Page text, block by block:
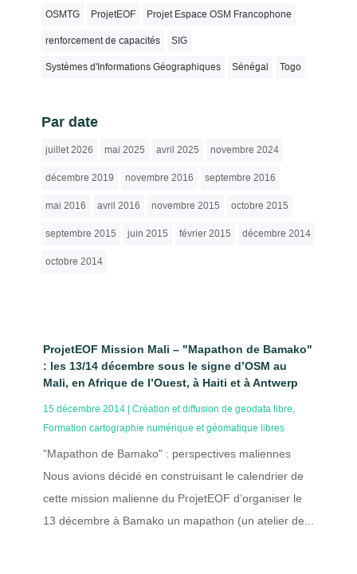
OSMTG ProjetEOF Projet Espace OSM Francophone
renforcement de capacités SIG
Systèmes d'Informations Géographiques Sénégal Togo
Par date
juillet 2026 mai 2025 avril 2025 novembre 2024
décembre 2019 novembre 2016 septembre 2016
mai 2016 avril 2016 novembre 2015 octobre 2015
septembre 2015 juin 2015 février 2015 décembre 2014
octobre 2014
ProjetEOF Mission Mali – "Mapathon de Bamako"
: les 13/14 décembre sous le signe d’OSM au
Mali, en Afrique de l’Ouest, à Haiti et à Antwerp
15 décembre 2014| Création et diffusion de geodata libre,
Formation cartographie numérique et géomatique libres
"Mapathon de Bamako" : perspectives maliennes
Nous avions décidé en construisant le calendrier de
cette mission malienne du ProjetEOF d’organiser le
13 décembre à Bamako un mapathon (un atelier de...